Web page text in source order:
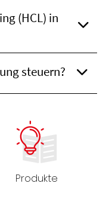
(HCL) in
steuern?
Produkte